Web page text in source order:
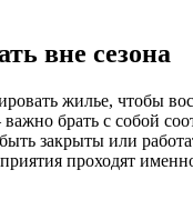
вне сезона
жилье, чтобы
брать с собой
закрыты или
проходят